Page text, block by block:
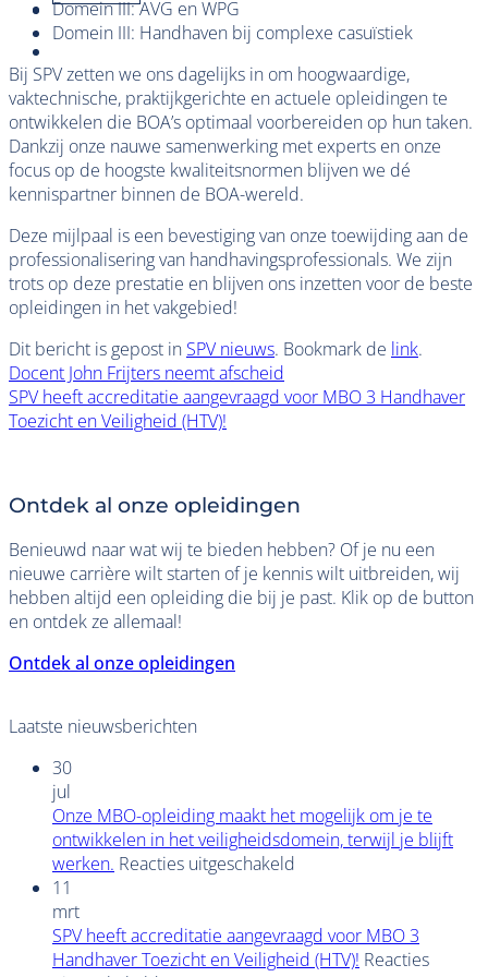
Domein III: AVG en WPG
Domein III: Handhaven bij complexe casuïstiek
Bij SPV zetten we ons dagelijks in om hoogwaardige,
vaktechnische, praktijkgerichte en actuele opleidingen te
ontwikkelen die BOA’s optimaal voorbereiden op hun taken.
Dankzij onze nauwe samenwerking met experts en onze
focus op de hoogste kwaliteitsnormen blijven we dé
kennispartner binnen de BOA-wereld.
Deze mijlpaal is een bevestiging van onze toewijding aan de
professionalisering van handhavingsprofessionals. We zijn
trots op deze prestatie en blijven ons inzetten voor de beste
opleidingen in het vakgebied!
Dit bericht is gepost in SPV nieuws. Bookmark de link.
Docent John Frijters neemt afscheid
SPV heeft accreditatie aangevraagd voor MBO 3 Handhaver
Toezicht en Veiligheid (HTV)!
Ontdek al onze opleidingen
Benieuwd naar wat wij te bieden hebben? Of je nu een
nieuwe carrière wilt starten of je kennis wilt uitbreiden, wij
hebben altijd een opleiding die bij je past. Klik op de button
en ontdek ze allemaal!
Ontdek al onze opleidingen
Laatste nieuwsberichten
30
jul
Onze MBO-opleiding maakt het mogelijk om je te
ontwikkelen in het veiligheidsdomein, terwijl je blijft
werken. Reacties uitgeschakeld
opleiding
maakt
11
mrt
SPV heeft accreditatie aangevraagd voor MBO 3
Handhaver Toezicht en Veiligheid (HTV)! Reacties